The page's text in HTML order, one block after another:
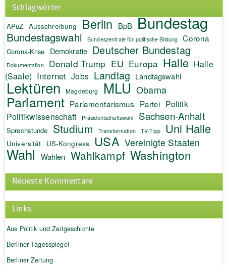
Schlagwörter
APuZ Ausschreibung Berlin BpB Bundestag
Bundestagswahl Bundeszentrale für politische Bildung Corona
Corona-Krise Demokratie Deutscher Bundestag
Dokumentation Donald Trump EU Europa Halle Halle
(Saale) Internet Jobs Landtag Landtagswahl
Lektüren Magdeburg MLU Obama
Parlament Parlamentarismus Partei Politik
Politikwissenschaft Präsidentschaftswahl Sachsen-Anhalt
Sprechstunde Studium Transformation TV-Tipp Uni Halle
Universität US-Kongress USA Vereinigte Staaten
Wahl Wahlen Wahlkampf Washington
Neueste Kommentare
Links
Aus Politik und Zeitgeschichte
Berliner Tagesspiegel
Berliner Zeitung